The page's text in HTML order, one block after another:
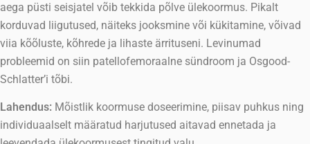
aega püsti seisjatel võib tekkida põlve ülekoormus. Pikalt
korduvad liigutused, näiteks jooksmine või kükitamine, võivad
viia kõõluste, kõhrede ja lihaste ärrituseni. Levinumad
probleemid on siin patellofemoraalne sündroom ja Osgood-
Schlatter’i tõbi.
Lahendus: Mõistlik koormuse doseerimine, piisav puhkus ning
individuaalselt määratud harjutused aitavad ennetada ja